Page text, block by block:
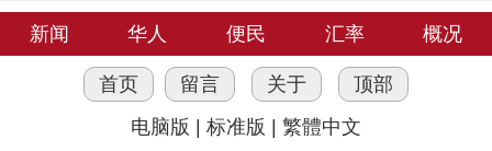
果？
新闻
华人 便民 汇率 概况
首页 留言 关于
顶部
电脑版
标准版 繁體中文